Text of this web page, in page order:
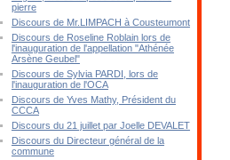
pierre
Discours de Mr.LIMPACH à Cousteumont
Discours de Roseline Roblain lors de
l'inauguration de l'appellation "Athénée
Arsène Geubel"
Discours de Sylvia PARDI, lors de
l'inauguration de l'OCA
Discours de Yves Mathy, Président du
CCCA
Discours du 21 juillet par Joelle DEVALET
Discours du Directeur général de la
commune